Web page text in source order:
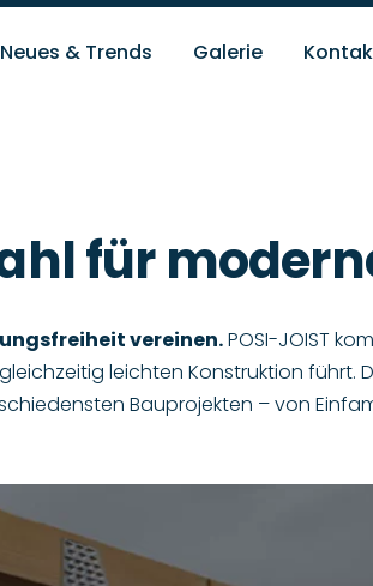
Neues & Trends Galerie
für
vereinen.POSI-JOIST
leichten Konstruktion führt.
Bauprojekten – von